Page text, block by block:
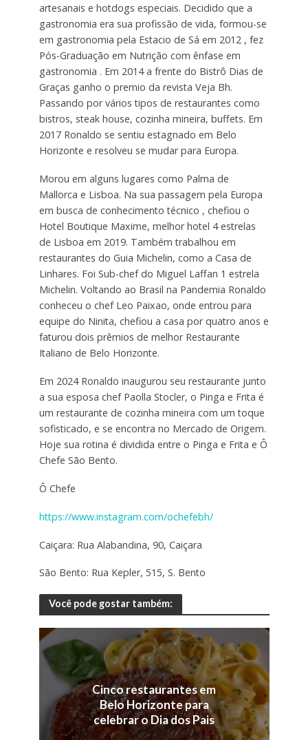
artesanais e hotdogs especiais. Decidido que a
gastronomia era sua profissão de vida, formou-se
em gastronomia pela Estacio de Sá em 2012 , fez
Pós-Graduação em Nutrição com ênfase em
gastronomia . Em 2014 a frente do Bistrô Dias de
Graças ganho o premio da revista Veja Bh.
Passando por vários tipos de restaurantes como
bistros, steak house, cozinha mineira, buffets. Em
2017 Ronaldo se sentiu estagnado em Belo
Horizonte e resolveu se mudar para Europa.
Morou em alguns lugares como Palma de
Mallorca e Lisboa. Na sua passagem pela Europa
em busca de conhecimento técnico , chefiou o
Hotel Boutique Maxime, melhor hotel 4 estrelas
de Lisboa em 2019. Também trabalhou em
restaurantes do Guia Michelin, como a Casa de
Linhares. Foi Sub-chef do Miguel Laffan 1 estrela
Michelin. Voltando ao Brasil na Pandemia Ronaldo
conheceu o chef Leo Paixao, onde entrou para
equipe do Ninita, chefiou a casa por quatro anos e
faturou dois prêmios de melhor Restaurante
Italiano de Belo Horizonte.
Em 2024 Ronaldo inaugurou seu restaurante junto
a sua esposa chef Paolla Stocler, o Pinga e Frita é
um restaurante de cozinha mineira com um toque
sofisticado, e se encontra no Mercado de Origem.
Hoje sua rotina é dividida entre o Pinga e Frita e Ô
Chefe São Bento.
Ô Chefe
https://www.instagram.com/ochefebh/
Caiçara: Rua Alabandina, 90, Caiçara
São Bento: Rua Kepler, 515, S. Bento
Você pode gostar também:
Cinco restaurantes em
Belo Horizonte para
celebrar o Dia dos Pais